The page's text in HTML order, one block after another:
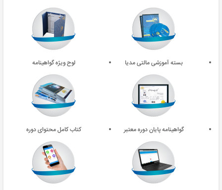
بسته آموزشی مالتی مدیا لوح ویژه گواهینامه
گواهینامه پایان دوره معتبر کتاب کامل محتوای دوره